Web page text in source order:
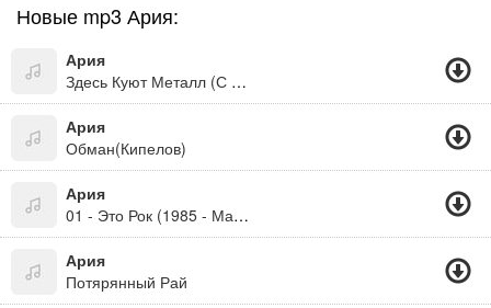
Новые mp3 Ария:
Ария
Здесь Куют Металл (С Кем Ты)
Ария
Обман(Кипелов)
Ария
01 - Это Рок (1985 - Мания Величия)
Ария
Потярянный Рай